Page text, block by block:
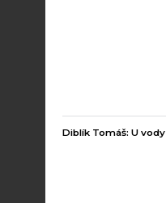
Diblík Tomáš: U vody